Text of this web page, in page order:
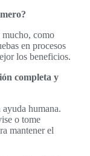
mucho, como
en procesos
los beneficios.
completa y
humana.
o tome
mantener el